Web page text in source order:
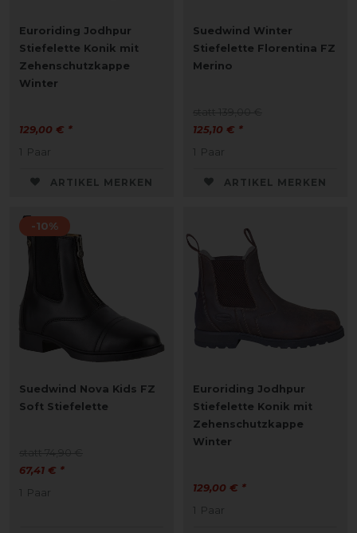
Euroriding Jodhpur
Stiefelette Konik mit
Zehenschutzkappe
Winter
129,00 € *
1 Paar
ARTIKEL MERKEN
Suedwind Winter
Stiefelette Florentina FZ
Merino
125,10 € *
1 Paar
ARTIKEL MERKEN
-10%
Suedwind Nova Kids FZ
Soft Stiefelette
67,41 € *
1 Paar
Euroriding Jodhpur
Stiefelette Konik mit
Zehenschutzkappe
Winter
129,00 € *
1 Paar